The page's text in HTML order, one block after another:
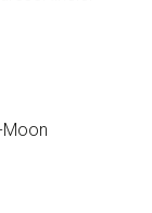
Moon